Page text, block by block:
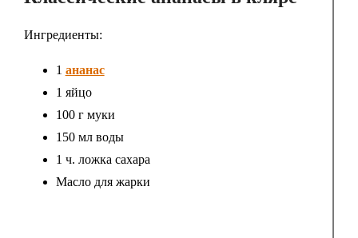
Ингредиенты:
1 ананас
1 яйцо
100 г муки
150 мл воды
1 ч. ложка сахара
Масло для жарки